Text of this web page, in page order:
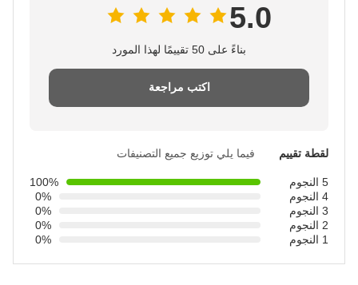
فيما يلي توزيع جميع التصنيفات
100%